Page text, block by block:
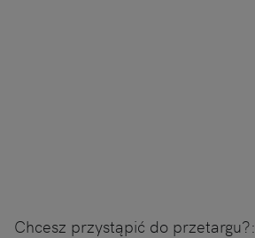
Chcesz przystąpić do przetargu?: